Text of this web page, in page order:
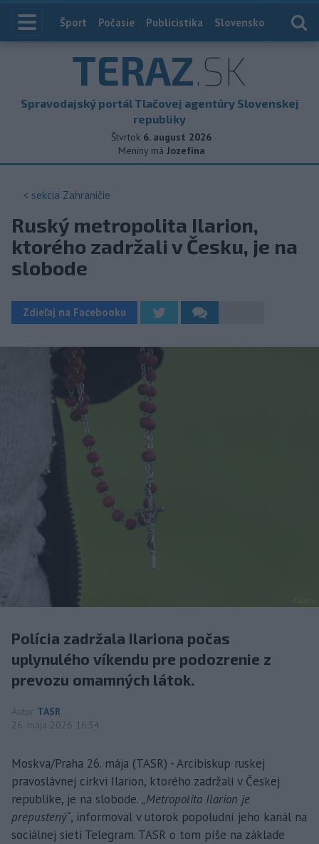
Index
Šport Počasie Publicistika Slovensko
TERAZ.SK
Spravodajský portál Tlačovej agentúry Slovenskej
republiky
Štvrtok 6. august 2026
Meniny má Jozefína
< sekcia Zahraničie
Ruský metropolita Ilarion,
ktorého zadržali v Česku, je na
slobode
Zdieľaj na Facebooku
Polícia zadržala Ilariona počas
uplynulého víkendu pre podozrenie z
prevozu omamných látok.
Autor TASR
26. mája 2026 16:34
Moskva/Praha 26. mája (TASR) - Arcibiskup ruskej
pravoslávnej cirkvi Ilarion, ktorého zadržali v Českej
republike, je na slobode. „Metropolita Ilarion je
prepustený“, informoval v utorok popoludní jeho kanál na
sociálnej sieti Telegram. TASR o tom píše na základe